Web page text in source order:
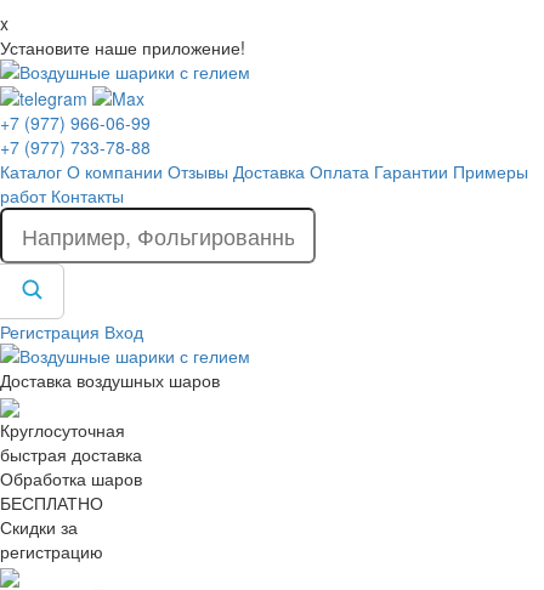
x
Установите наше приложение!
+7 (977) 966-06-99
+7 (977) 733-78-88
Каталог О компании Отзывы Доставка Оплата Гарантии Примеры
работ Контакты
Регистрация Вход
Доставка воздушных шаров
Круглосуточная
быстрая доставка
Обработка шаров
БЕСПЛАТНО
Скидки за
регистрацию